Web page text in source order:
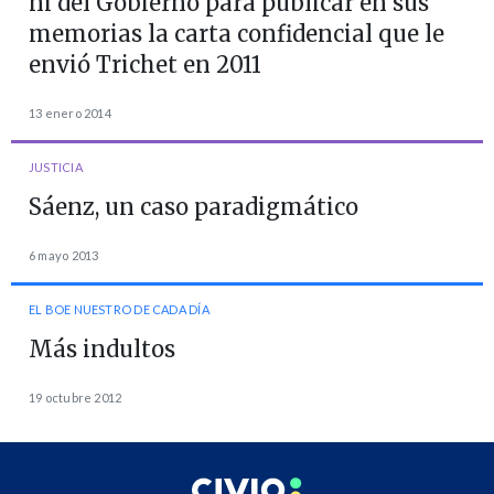
memorias la carta confidencial que le
envió Trichet en 2011
13 enero 2014
JUSTICIA
Sáenz, un caso paradigmático
6 mayo 2013
EL BOE NUESTRO DE CADA DÍA
Más indultos
19 octubre 2012